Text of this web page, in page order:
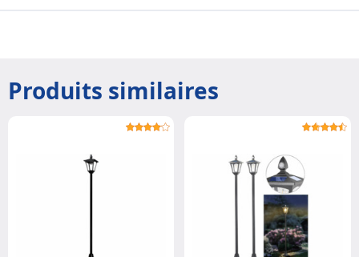
Produits similaires